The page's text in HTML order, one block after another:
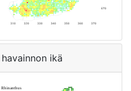
ikä